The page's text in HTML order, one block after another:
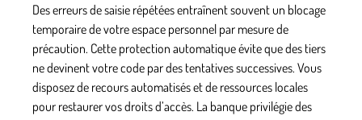
Des erreurs de saisie répétées entraînent souvent un blocage
temporaire de votre espace personnel par mesure de
précaution. Cette protection automatique évite que des tiers
ne devinent votre code par des tentatives successives. Vous
disposez de recours automatisés et de ressources locales
pour restaurer vos droits d’accès. La banque privilégie des